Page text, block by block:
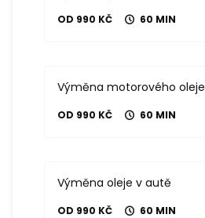
OD 990 KČ 60 MIN
Výměna motorového oleje
OD 990 KČ 60 MIN
Výměna oleje v autě
OD 990 KČ 60 MIN